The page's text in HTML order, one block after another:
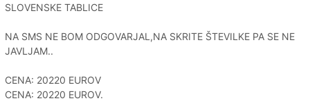
SLOVENSKE TABLICE
NA SMS NE BOM ODGOVARJAL,NA SKRITE ŠTEVILKE PA SE NE
JAVLJAM..
CENA: 20220 EUROV
CENA: 20220 EUROV.